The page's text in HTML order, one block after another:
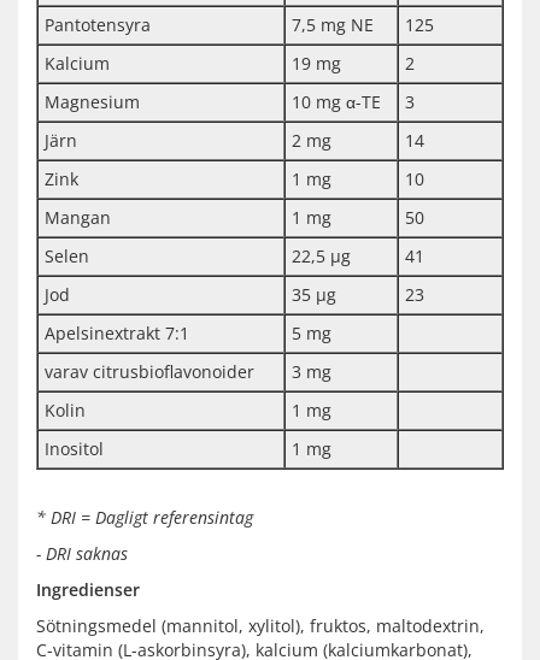
Pantotensyra
7,5 mg NE
125
Kalcium
19 mg
2
Magnesium
10 mg α-TE
3
Järn
2 mg
14
Zink
1 mg
10
Mangan
1 mg
50
Selen
22,5 µg
41
Jod
35 µg
23
Apelsinextrakt 7:1
5 mg
varav citrusbioflavonoider
3 mg
Kolin
1 mg
Inositol
1 mg
* DRI = Dagligt referensintag
- DRI saknas
Ingredienser
Sötningsmedel (mannitol, xylitol), fruktos, maltodextrin,
C-vitamin (L-askorbinsyra), kalcium (kalciumkarbonat),